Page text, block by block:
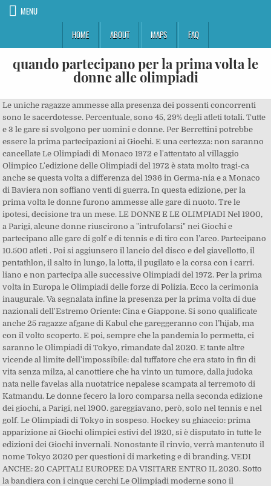
MENU
HOME
ABOUT MAPS FAQ
quando partecipano per la prima volta le
donne alle olimpiadi
Le uniche ragazze ammesse alla presenza dei possenti concorrenti
sono le sacerdotesse. Percentuale, sono 45, 29% degli atleti totali. Tutte
e 3 le gare si svolgono per uomini e donne. Per Berrettini potrebbe
essere la prima partecipazioni ai Giochi. E una certezza: non saranno
cancellate Le Olimpiadi di Monaco 1972 e l'attentato al villaggio
Olimpico L'edizione delle Olimpiadi del 1972 è stata molto tragi-ca
anche se questa volta a differenza del 1936 in Germa-nia e a Monaco
di Baviera non soffiano venti di guerra. In questa edizione, per la
prima volta le donne furono ammesse alle gare di nuoto. Tre le
ipotesi, decisione tra un mese. LE DONNE E LE OLIMPIADI Nel 1900,
a Parigi, alcune donne riuscirono a "intrufolarsi" nei Giochi e
partecipano alle gare di golf e di tennis e di tiro con l’arco. Partecipano
10.500 atleti . Poi si aggiunsero il lancio del disco e del giavellotto, il
pentathlon, il salto in lungo, la lotta, il pugilato e la corsa con i carri.
liano e non partecipa alle successive Olimpiadi del 1972. Per la prima
volta in Europa le Olimpiadi delle forze di Polizia. Ecco la cerimonia
inaugurale. Va segnalata infine la presenza per la prima volta di due
nazionali dell'Estremo Oriente: Cina e Giappone. Si sono qualificate
anche 25 ragazze afgane di Kabul che gareggeranno con l’hijab, ma
con il volto scoperto. E poi, sempre che la pandemia lo permetta, ci
saranno le Olimpiadi di Tokyo, rimandate dal 2020. E tante altre
vicende al limite dell'impossibile: dal tuffatore che era stato in fin di
vita senza milza, al canottiere che ha vinto un tumore, dalla judoka
nata nelle favelas alla nuotatrice nepalese scampata al terremoto di
Katmandu. Le donne fecero la loro comparsa nella seconda edizione
dei giochi, a Parigi, nel 1900. gareggiavano, però, solo nel tennis e nel
golf. Le Olimpiadi di Tokyo in sospeso. Hockey su ghiaccio: prima
apparizione ai Giochi olimpici estivi del 1920, si è disputato in tutte le
edizioni dei Giochi invernali. Nonostante il rinvio, verrà mantenuto il
nome Tokyo 2020 per questioni di marketing e di branding. VEDI
ANCHE: 20 CAPITALI EUROPEE DA VISITARE ENTRO IL 2020. Sotto
la bandiera con i cinque cerchi Le Olimpiadi moderne sono il